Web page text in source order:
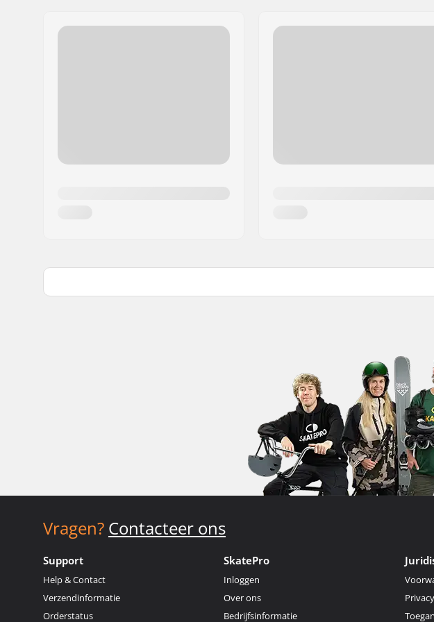
Vragen? Contacteer ons
Support
Help & Contact
Verzendinformatie
Orderstatus
SkatePro
Inloggen
Over ons
Bedrijfsinformatie